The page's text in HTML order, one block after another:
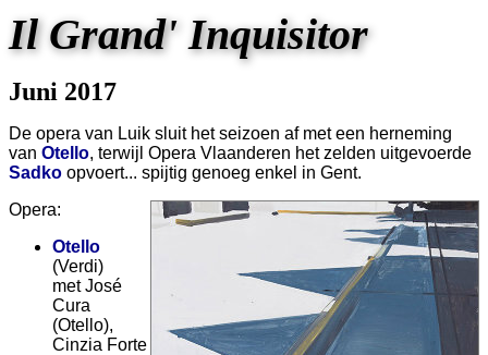
Il Grand' Inquisitor
Juni 2017
De opera van Luik sluit het seizoen af met een herneming
van Otello, terwijl Opera Vlaanderen het zelden uitgevoerde
Sadko opvoert... spijtig genoeg enkel in Gent.
Opera:
Otello
(Verdi)
met José
Cura
(Otello),
Cinzia Forte